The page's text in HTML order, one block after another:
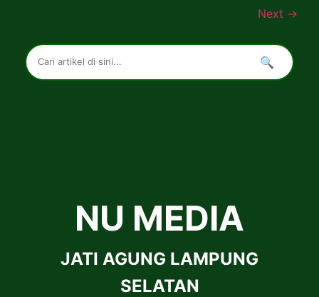
Next →
🔍
NU MEDIA
JATI AGUNG LAMPUNG
SELATAN